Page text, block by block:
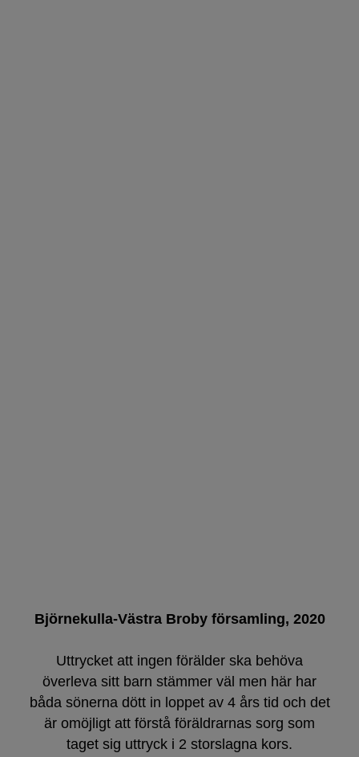
Björnekulla-Västra Broby församling, 2020
Uttrycket att ingen förälder ska behöva
överleva sitt barn stämmer väl men här har
båda sönerna dött in loppet av 4 års tid och det
är omöjligt att förstå föräldrarnas sorg som
taget sig uttryck i 2 storslagna kors.